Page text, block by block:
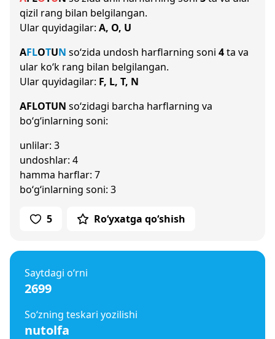
qizil rang bilan belgilangan.
Ular quyidagilar: A, O, U
AFLOTUN so‘zida undosh harflarning soni 4ta va
ular ko‘k rang bilan belgilangan.
Ular quyidagilar: F, L, T, N
AFLOTUN so‘zidagi barcha harflarning va
bo‘g‘inlarning soni:
unlilar: 3
undoshlar: 4
hamma harflar: 7
bo‘g‘inlarning soni: 3
5 Ro‘yxatga qo‘shish
Saytdagi o‘rni
2699
So‘zning teskari yozilishi
nutolfa